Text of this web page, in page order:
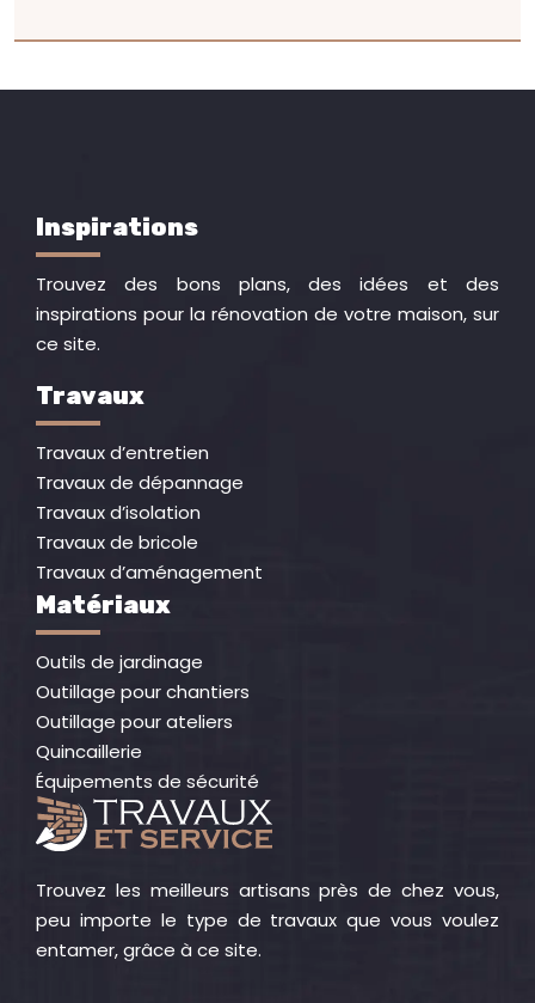
Inspirations
Trouvez des bons plans, des idées et des
inspirations pour la rénovation de votre maison, sur
ce site.
Travaux
Travaux d’entretien
Travaux de dépannage
Travaux d’isolation
Travaux de bricole
Travaux d’aménagement
Matériaux
Outils de jardinage
Outillage pour chantiers
Outillage pour ateliers
Quincaillerie
Équipements de sécurité
Trouvez les meilleurs artisans près de chez vous,
peu importe le type de travaux que vous voulez
entamer, grâce à ce site.